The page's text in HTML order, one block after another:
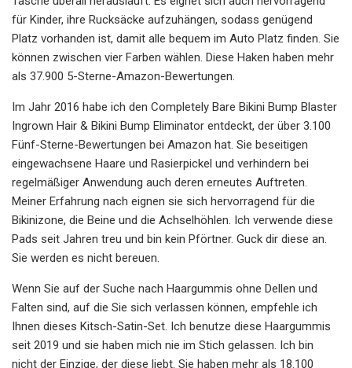
für Kinder, ihre Rucksäcke aufzuhängen, sodass genügend
Platz vorhanden ist, damit alle bequem im Auto Platz finden. Sie
können zwischen vier Farben wählen. Diese Haken haben mehr
als 37.900 5-Sterne-Amazon-Bewertungen.
Im Jahr 2016 habe ich den Completely Bare Bikini Bump Blaster
Ingrown Hair & Bikini Bump Eliminator entdeckt, der über 3.100
Fünf-Sterne-Bewertungen bei Amazon hat. Sie beseitigen
eingewachsene Haare und Rasierpickel und verhindern bei
regelmäßiger Anwendung auch deren erneutes Auftreten.
Meiner Erfahrung nach eignen sie sich hervorragend für die
Bikinizone, die Beine und die Achselhöhlen. Ich verwende diese
Pads seit Jahren treu und bin kein Pförtner. Guck dir diese an.
Sie werden es nicht bereuen.
Wenn Sie auf der Suche nach Haargummis ohne Dellen und
Falten sind, auf die Sie sich verlassen können, empfehle ich
Ihnen dieses Kitsch-Satin-Set. Ich benutze diese Haargummis
seit 2019 und sie haben mich nie im Stich gelassen. Ich bin
nicht der Einzige, der diese liebt. Sie haben mehr als 18.100